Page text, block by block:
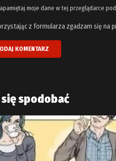
moje dane w tej przeglądarce
z formularza zgadzam się na
się spodobać